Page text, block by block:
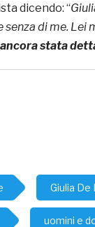
dicendo: “
senza di me. Lei
stata
Giulia De
uomini e